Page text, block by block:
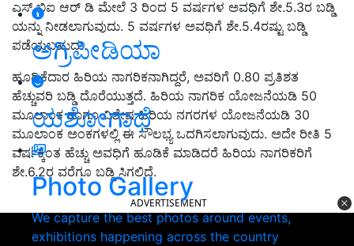
ಅಗ್ರಿಪೀಡಿಯಾ
ಯಶೋಗಾಥೆ
Photo Gallery
We capture the best photos around events,
exhibitions happening across the country
ಎಸ್ ಬಿಐ ಆರ್ ಡಿ ಮೇಲೆ 3 ರಿಂದ 5 ವರ್ಷಗಳ ಅವಧಿಗೆ ಶೇ.5.3ರ ಬಡ್ಡಿ
ಯನ್ನು ನೀಡಲಾಗುವುದು. 5 ವರ್ಷಗಳ ಅವಧಿಗೆ ಶೇ.5.4ರಷ್ಟು ಬಡ್ಡಿ
ಪಡೆಯಬಹುದು.
ಹೂಡಿಕೆದಾರ ಹಿರಿಯ ನಾಗರಿಕನಾಗಿದ್ದರೆ, ಅವರಿಗೆ 0.80 ಪ್ರತಿಶತ
ಹೆಚ್ಚುವರಿ ಬಡ್ಡಿ ದೊರೆಯುತ್ತದೆ. ಹಿರಿಯ ನಾಗರಿಕ ಯೋಜನೆಯಡಿ 50
ಮೂಲಾಂಕ ಹಾಗೂ ವಿಶೇಷ ಹಿರಿಯ ನಗರಗಳ ಯೋಜನೆಯಡಿ 30
ಮೂಲಾಂಕ ಅಂಕಗಳಲ್ಲಿ ಈ ಸೌಲಭ್ಯ ಒದಗಿಸಲಾಗುವುದು. ಅದೇ ರೀತಿ 5
ವರ್ಷಕ್ಕಿಂತ ಹೆಚ್ಚು ಅವಧಿಗೆ ಹೂಡಿಕೆ ಮಾಡಿದರೆ ಹಿರಿಯ ನಾಗರಿಕರಿಗೆ
ಶೇ.6.2ರ ವರೆಗೂ ಬಡ್ಡಿ ಸಿಗಲಿದೆ.
ADVERTISEMENT